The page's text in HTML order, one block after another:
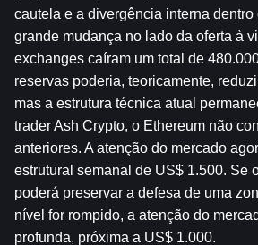
cautela e a divergência interna
grande mudança no lado da oferta à
exchanges caíram um total de
reservas poderia, teoricamente,
mas a estrutura técnica atual
trader Ash Crypto, o Ethereum não
anteriores. A atenção do mercado
estrutural semanal de US$ 1.500. Se
poderá preservar a defesa de uma
nível for rompido, a atenção do
profunda, próxima a US$ 1.000.